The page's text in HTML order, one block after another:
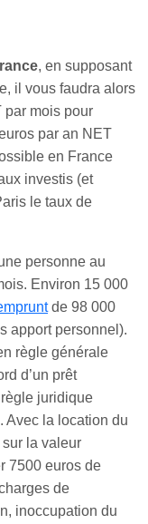
, en supposant
il vous faudra alors
par mois pour
par an NET
en France
investis (et
le taux de
personne au
Environ 15 000
de 98 000
apport personnel).
règle générale
d’un prêt
juridique
Avec la location du
la valeur
7500 euros de
de
inoccupation du